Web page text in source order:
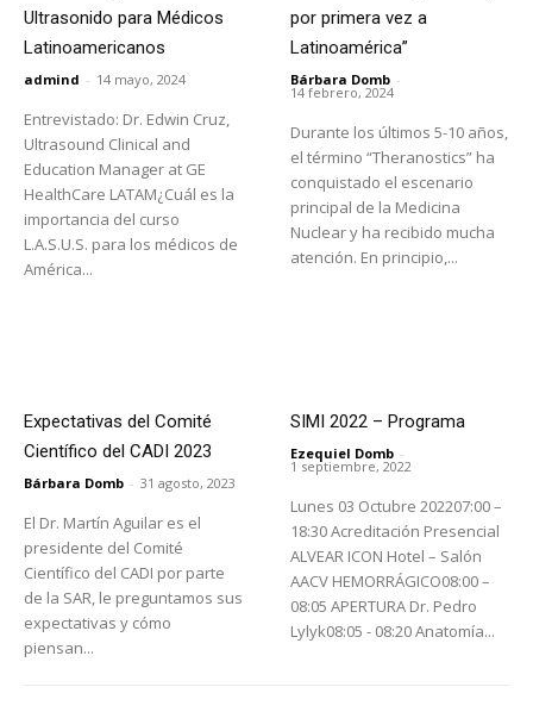
Ultrasonido para Médicos
Latinoamericanos
admind - 14 mayo, 2024
Entrevistado: Dr. Edwin Cruz,
Ultrasound Clinical and
Education Manager at GE
HealthCare LATAM¿Cuál es la
importancia del curso
L.A.S.U.S. para los médicos de
América...
por primera vez a
Latinoamérica”
Bárbara Domb -
14 febrero, 2024
Durante los últimos 5-10 años,
el término “Theranostics” ha
conquistado el escenario
principal de la Medicina
Nuclear y ha recibido mucha
atención. En principio,...
Expectativas del Comité
Científico del CADI 2023
Bárbara Domb - 31 agosto, 2023
El Dr. Martín Aguilar es el
presidente del Comité
Científico del CADI por parte
de la SAR, le preguntamos sus
expectativas y cómo
piensan...
SIMI 2022 – Programa
Ezequiel Domb -
1 septiembre, 2022
Lunes 03 Octubre 202207:00 –
18:30 Acreditación Presencial
ALVEAR ICON Hotel – Salón
AACV HEMORRÁGICO08:00 –
08:05 APERTURA Dr. Pedro
Lylyk08:05 - 08:20 Anatomía...